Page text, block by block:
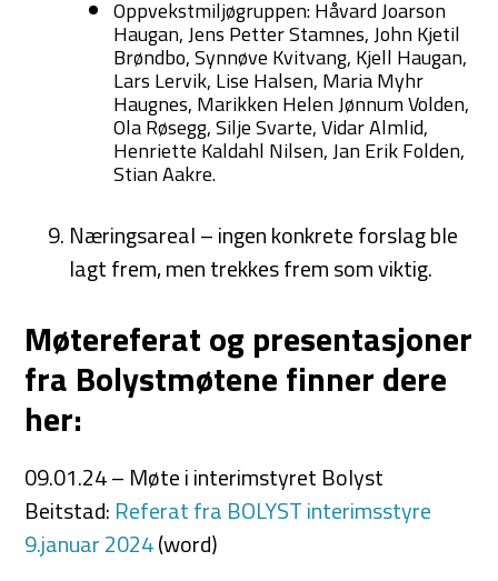
Oppvekstmiljøgruppen: Håvard Joarson
Haugan, Jens Petter Stamnes, John Kjetil
Brøndbo, Synnøve Kvitvang, Kjell Haugan,
Lars Lervik, Lise Halsen, Maria Myhr
Haugnes, Marikken Helen Jønnum Volden,
Ola Røsegg, Silje Svarte, Vidar Almlid,
Henriette Kaldahl Nilsen, Jan Erik Folden,
Stian Aakre.
Næringsareal – ingen konkrete forslag ble
lagt frem, men trekkes frem som viktig.
Møtereferat og presentasjoner
fra Bolystmøtene finner dere
her:
09.01.24 – Møte i interimstyret Bolyst
Beitstad: Referat fra BOLYST interimsstyre
9.januar 2024(word)